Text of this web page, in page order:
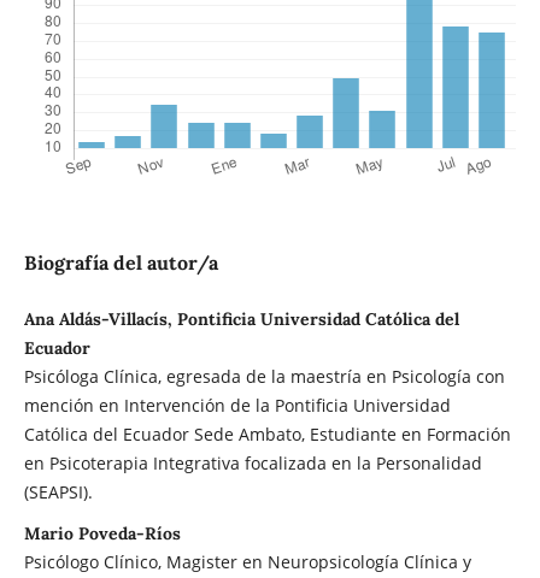
Biografía del autor/a
Ana Aldás-Villacís, Pontificia Universidad Católica del
Ecuador
Psicóloga Clínica, egresada de la maestría en Psicología con
mención en Intervención de la Pontificia Universidad
Católica del Ecuador Sede Ambato, Estudiante en Formación
en Psicoterapia Integrativa focalizada en la Personalidad
(SEAPSI).
Mario Poveda-Ríos
Psicólogo Clínico, Magister en Neuropsicología Clínica y